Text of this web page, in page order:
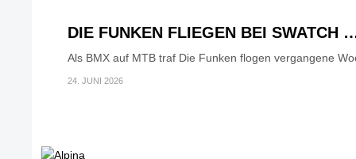
DIE FUNKEN FLIEGEN BEI SWATCH
Als BMX auf MTB traf Die Funken flogen vergangene
24. JUNI 2026